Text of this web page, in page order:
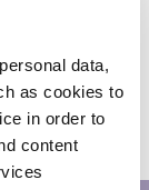
data,
as cookies to
in order to
content
Pasărea
multe locuri
și pe la noi,
care se